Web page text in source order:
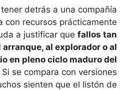
detrás a una compañía
con recursos prácticamente
a justificar que fallos tan
al explorador o al
en pleno ciclo maduro del
Si se compara con versiones
sienten que el listón de